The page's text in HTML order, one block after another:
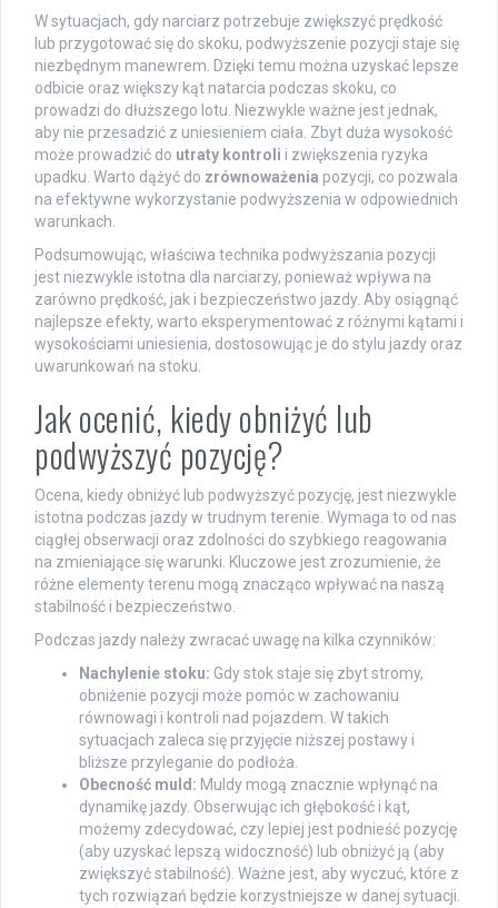
W sytuacjach, gdy narciarz potrzebuje zwiększyć prędkość
lub przygotować się do skoku, podwyższenie pozycji staje się
niezbędnym manewrem. Dzięki temu można uzyskać lepsze
odbicie oraz większy kąt natarcia podczas skoku, co
prowadzi do dłuższego lotu. Niezwykle ważne jest jednak,
aby nie przesadzić z uniesieniem ciała. Zbyt duża wysokość
może prowadzić do utraty kontroli i zwiększenia ryzyka
upadku. Warto dążyć do zrównoważenia pozycji, co pozwala
na efektywne wykorzystanie podwyższenia w odpowiednich
warunkach.
Podsumowując, właściwa technika podwyższania pozycji
jest niezwykle istotna dla narciarzy, ponieważ wpływa na
zarówno prędkość, jak i bezpieczeństwo jazdy. Aby osiągnąć
najlepsze efekty, warto eksperymentować z różnymi kątami i
wysokościami uniesienia, dostosowując je do stylu jazdy oraz
uwarunkowań na stoku.
Jak ocenić, kiedy obniżyć lub
podwyższyć pozycję?
Ocena, kiedy obniżyć lub podwyższyć pozycję, jest niezwykle
istotna podczas jazdy w trudnym terenie. Wymaga to od nas
ciągłej obserwacji oraz zdolności do szybkiego reagowania
na zmieniające się warunki. Kluczowe jest zrozumienie, że
różne elementy terenu mogą znacząco wpływać na naszą
stabilność i bezpieczeństwo.
Podczas jazdy należy zwracać uwagę na kilka czynników:
Nachylenie stoku: Gdy stok staje się zbyt stromy,
obniżenie pozycji może pomóc w zachowaniu
równowagi i kontroli nad pojazdem. W takich
sytuacjach zaleca się przyjęcie niższej postawy i
bliższe przyleganie do podłoża.
Obecność muld: Muldy mogą znacznie wpłynąć na
dynamikę jazdy. Obserwując ich głębokość i kąt,
możemy zdecydować, czy lepiej jest podnieść pozycję
(aby uzyskać lepszą widoczność) lub obniżyć ją (aby
zwiększyć stabilność). Ważne jest, aby wyczuć, które z
tych rozwiązań będzie korzystniejsze w danej sytuacji.